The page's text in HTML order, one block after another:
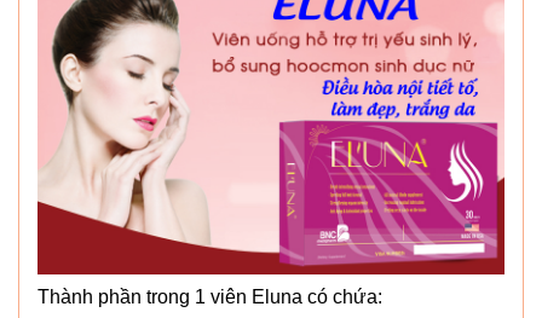
Thành phần trong 1 viên Eluna có chứa: